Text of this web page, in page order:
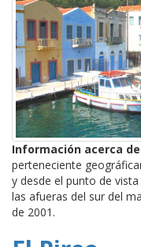
Información acerca de
perteneciente
y desde el punto de
las afueras del sur del
de 2001.